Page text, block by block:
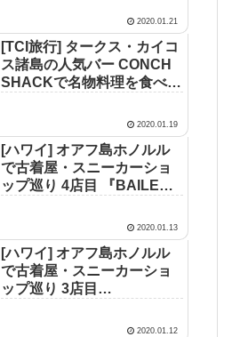
ド・スクープ）でアイスと
地元のコーヒーを試してき
た
2020.01.21
[TCI旅行] タークス・カイコ
ス諸島の人気バー CONCH
SHACKで名物料理を食べて
2020.01.19
[ハワイ] オアフ島ホノルル
で古着屋・スニーカーショ
ップ巡り 4店目 『BAILEY’S
SHIRTS(ベイリーズ・アン
ティークス・アンド・アロ
ハシャツ)』
2020.01.13
[ハワイ] オアフ島ホノルル
で古着屋・スニーカーショ
ップ巡り 3店目
2020.01.12